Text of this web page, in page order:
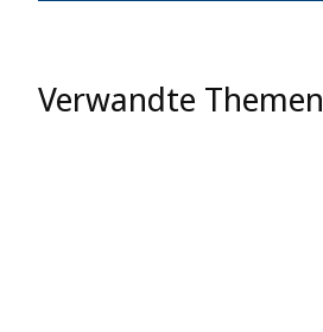
Verwandte Themen